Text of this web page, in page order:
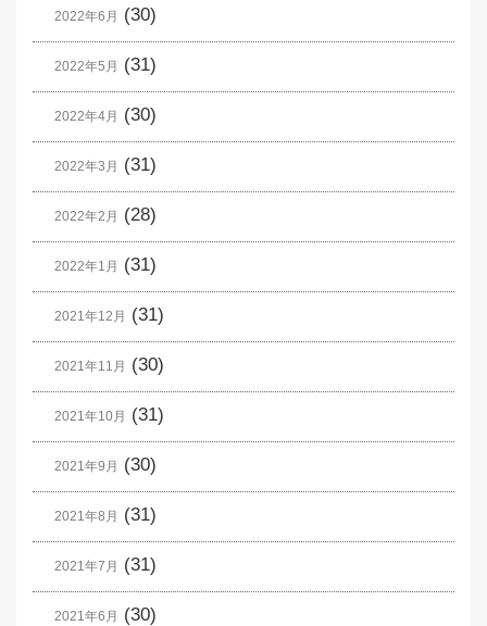
2022年6月 (30)
2022年5月 (31)
2022年4月 (30)
2022年3月 (31)
2022年2月 (28)
2022年1月 (31)
2021年12月 (31)
2021年11月 (30)
2021年10月 (31)
2021年9月 (30)
2021年8月 (31)
2021年7月 (31)
2021年6月 (30)